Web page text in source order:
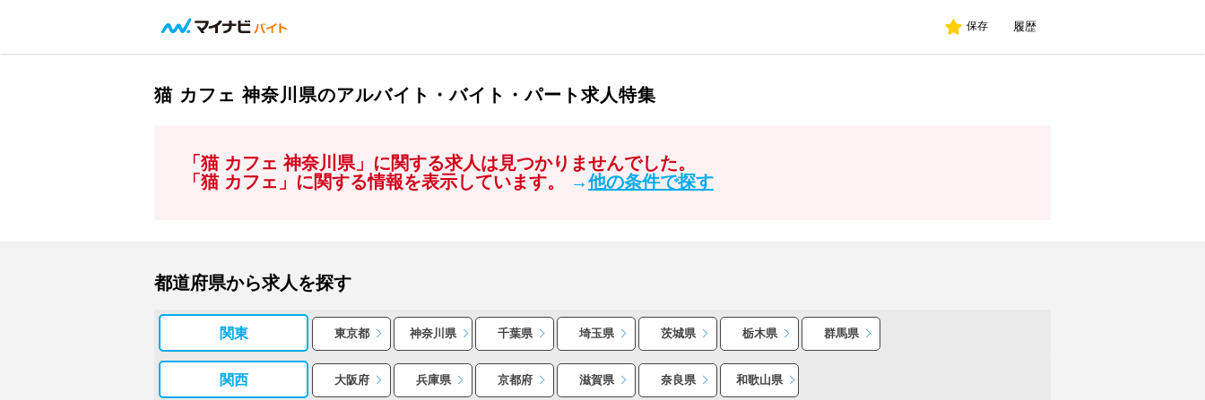
保存 履歴
猫 カフェ 神奈川県のアルバイト・バイト・パート求人特集
「猫 カフェ 神奈川県」に関する求人は見つかりませんでした。
「猫 カフェ」に関する情報を表示しています。
→他の条件で探す
都道府県から求人を探す
関東 東京都 神奈川県 千葉県 埼玉県 茨城県 栃木県 群馬県
関西 大阪府 兵庫県 京都府 滋賀県 奈良県 和歌山県